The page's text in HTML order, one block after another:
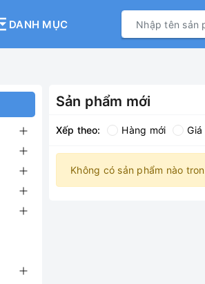
DANH MỤC
Sản phẩm mới
Xếp theo: Hàng mới
Không có sản phẩm nào